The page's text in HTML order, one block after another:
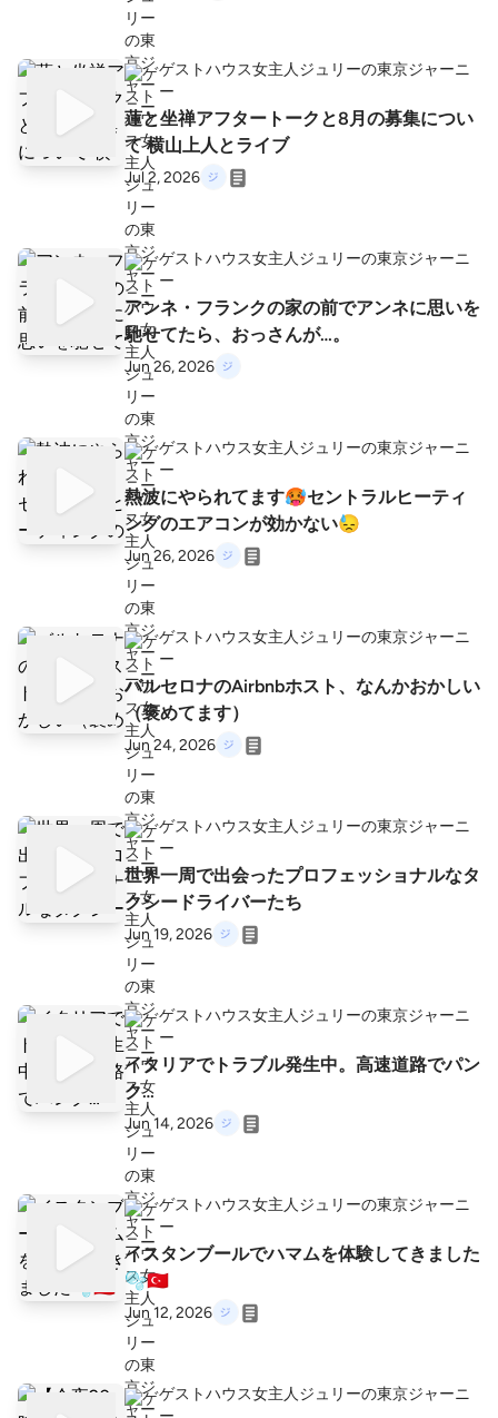
ゲストハウス女主人ジュリーの東京ジャーニ
ー
蓮と坐禅アフタートークと8月の募集につい
て 横山上人とライブ
Jul 2, 2026
ゲストハウス女主人ジュリーの東京ジャーニ
ー
アンネ・フランクの家の前でアンネに思いを
馳せてたら、おっさんが…。
Jun 26, 2026
ゲストハウス女主人ジュリーの東京ジャーニ
ー
熱波にやられてます🥵セントラルヒーティ
ングのエアコンが効かない😓
Jun 26, 2026
ゲストハウス女主人ジュリーの東京ジャーニ
ー
バルセロナのAirbnbホスト、なんかおかしい
（褒めてます）
Jun 24, 2026
ゲストハウス女主人ジュリーの東京ジャーニ
ー
世界一周で出会ったプロフェッショナルなタ
クシードライバーたち
Jun 19, 2026
ゲストハウス女主人ジュリーの東京ジャーニ
ー
イタリアでトラブル発生中。高速道路でパン
ク…
Jun 14, 2026
ゲストハウス女主人ジュリーの東京ジャーニ
ー
イスタンブールでハマムを体験してきました
🫧🇹🇷
Jun 12, 2026
ゲストハウス女主人ジュリーの東京ジャーニ